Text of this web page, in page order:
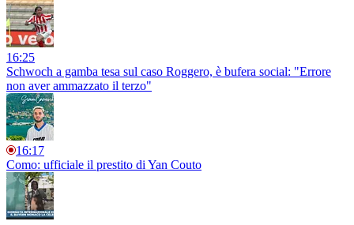
16:25
Schwoch a gamba tesa sul caso Roggero, è bufera social: "Errore
non aver ammazzato il terzo"
16:17
Como: ufficiale il prestito di Yan Couto